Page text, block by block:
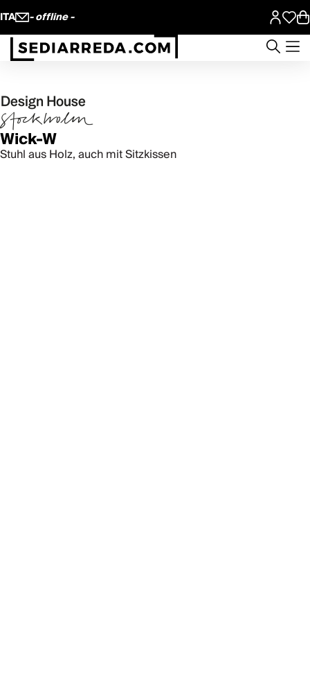
ITA - offline -
Wick-W
Stuhl aus Holz, auch mit Sitzkissen